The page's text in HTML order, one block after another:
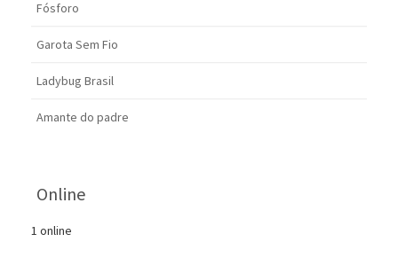
Fósforo
Garota Sem Fio
Ladybug Brasil
Amante do padre
Online
1 online